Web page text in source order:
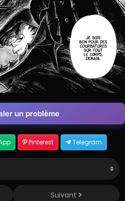
un problème
Pinterest Telegram
Suivant